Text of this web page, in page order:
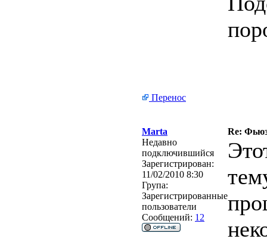
Перенос
Marta
Re:
Недавно
подключившийся
Зарегистрирован:
11/02/2010 8:30
Група:
Зарегистрированные
пользователи
Сообщений: 12